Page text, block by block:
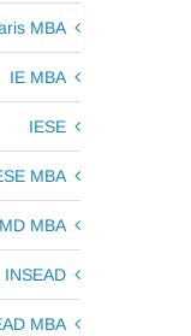
MBA
IE MBA
IESE
MBA
MBA
INSEAD
MBA